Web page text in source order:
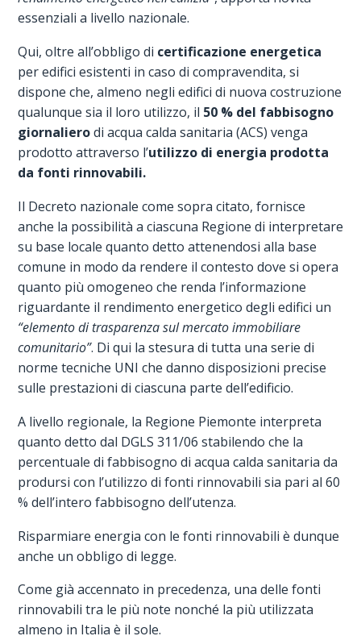
essenziali a livello nazionale.
Qui, oltre all’obbligo di certificazione energetica
per edifici esistenti in caso di compravendita, si
dispone che, almeno negli edifici di nuova costruzione
qualunque sia il loro utilizzo, il 50 % del fabbisogno
giornalierodi acqua calda sanitaria (ACS) venga
prodotto attraverso l’utilizzo di energia prodotta
da fonti rinnovabili.
Il Decreto nazionale come sopra citato, fornisce
anche la possibilità a ciascuna Regione di interpretare
su base locale quanto detto attenendosi alla base
comune in modo da rendere il contesto dove si opera
quanto più omogeneo che renda l’informazione
riguardante il rendimento energetico degli edifici un
“elemento di trasparenza sul mercato immobiliare
comunitario”. Di qui la stesura di tutta una serie di
norme tecniche UNI che danno disposizioni precise
sulle prestazioni di ciascuna parte dell’edificio.
A livello regionale, la Regione Piemonte interpreta
quanto detto dal DGLS 311/06 stabilendo che la
percentuale di fabbisogno di acqua calda sanitaria da
prodursi con l’utilizzo di fonti rinnovabili sia pari al 60
% dell’intero fabbisogno dell’utenza.
Risparmiare energia con le fonti rinnovabili è dunque
anche un obbligo di legge.
Come già accennato in precedenza, una delle fonti
rinnovabili tra le più note nonché la più utilizzata
almeno in Italia è il sole.